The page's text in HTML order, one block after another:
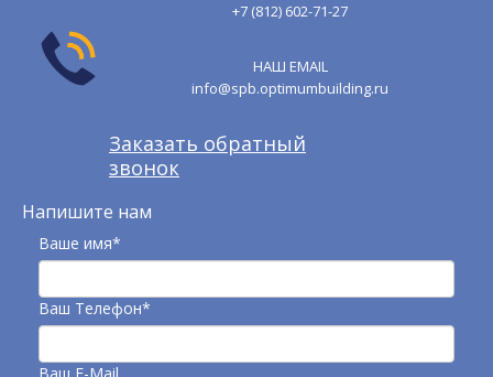
+7 (812) 602-71-27
НАШ EMAIL
info@spb.optimumbuilding.ru
Заказать обратный
звонок
Напишите нам
Ваше имя*
Ваш Телефон*